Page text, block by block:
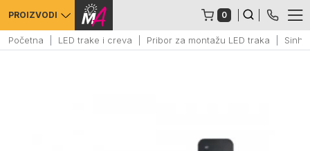
PROIZVODI 0
Početna LED trake i creva Pribor za montažu LED traka